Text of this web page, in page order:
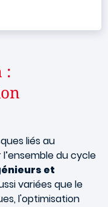
:
liés au
du cycle
et
variées que le
l'optimisation